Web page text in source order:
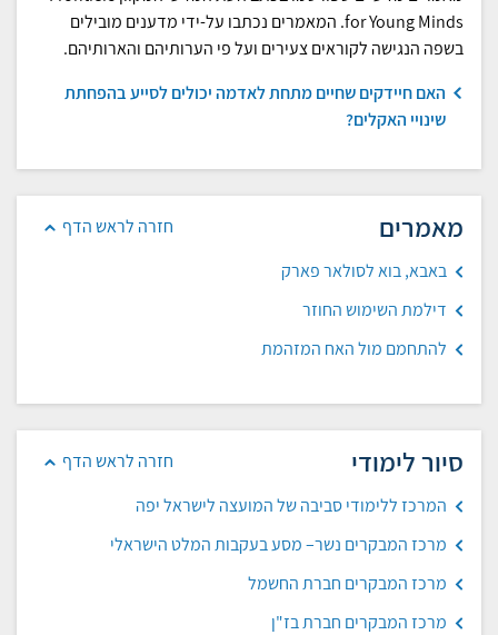
for Young Minds. המאמרים נכתבו על-ידי מדענים מובילים
בשפה הנגישה לקוראים צעירים ועל פי הערותיהם והארותיהם.
האם חיידקים שחיים מתחת לאדמה יכולים לסייע בהפחתת
שינויי האקלים?
חזרה לראש הדף מאמרים
באבא, בוא לסולאר פארק
דילמת השימוש החוזר
להתחמם מול האח המזהמת
חזרה לראש הדף סיור לימודי
המרכז ללימודי סביבה של המועצה לישראל יפה
מרכז המבקרים נשר– מסע בעקבות המלט הישראלי
מרכז המבקרים חברת החשמל
מרכז המבקרים חברת בז"ן